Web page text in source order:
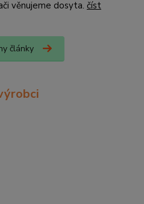
věnujeme dosyta. číst
články